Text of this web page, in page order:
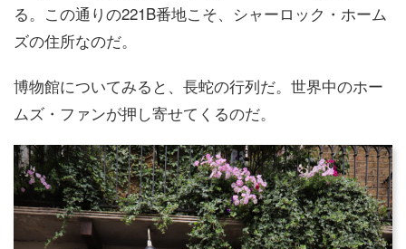
る。この通りの221B番地こそ、シャーロック・ホーム
ズの住所なのだ。
博物館についてみると、長蛇の行列だ。世界中のホー
ムズ・ファンが押し寄せてくるのだ。